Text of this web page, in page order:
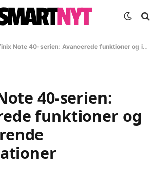
Note 40-serien: Avancerede funktioner og imponerende specifikationer
40-serien:
funktioner og